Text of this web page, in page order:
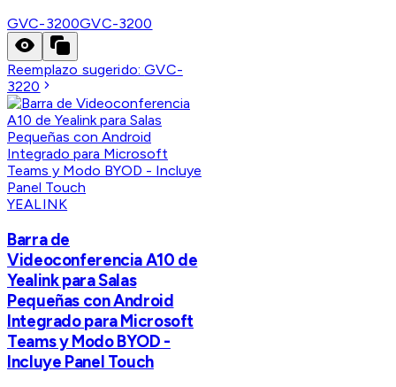
GVC-3200GVC-3200
Reemplazo sugerido:GVC-
3220
YEALINK
Barra de
Videoconferencia A10 de
Yealink para Salas
Pequeñas con Android
Integrado para Microsoft
Teams y Modo BYOD -
Incluye Panel Touch